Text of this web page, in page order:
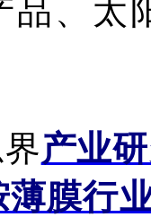
品、太
产业
薄膜行